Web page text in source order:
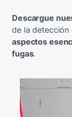
Descargue
de la
aspectos
fugas.